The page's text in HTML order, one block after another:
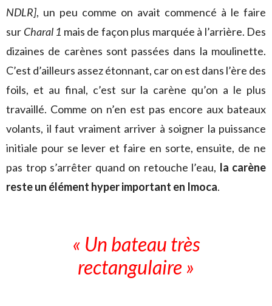
NDLR], un peu comme on avait commencé à le faire
sur Charal 1 mais de façon plus marquée à l’arrière. Des
dizaines de carènes sont passées dans la moulinette.
C’est d’ailleurs assez étonnant, car on est dans l’ère des
foils, et au final, c’est sur la carène qu’on a le plus
travaillé. Comme on n’en est pas encore aux bateaux
volants, il faut vraiment arriver à soigner la puissance
initiale pour se lever et faire en sorte, ensuite, de ne
pas trop s’arrêter quand on retouche l’eau, la carène
reste un élément hyper important en Imoca.
« Un bateau très
rectangulaire »